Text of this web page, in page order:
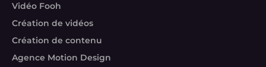
Vidéo Fooh
Création de vidéos
Création de contenu
Agence Motion Design